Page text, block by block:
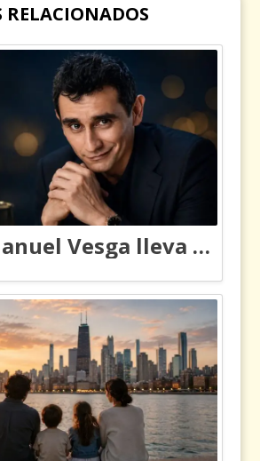
RELACIONADOS
Carlos Manuel Vesga lleva el nombre de Colombia a los Emmy